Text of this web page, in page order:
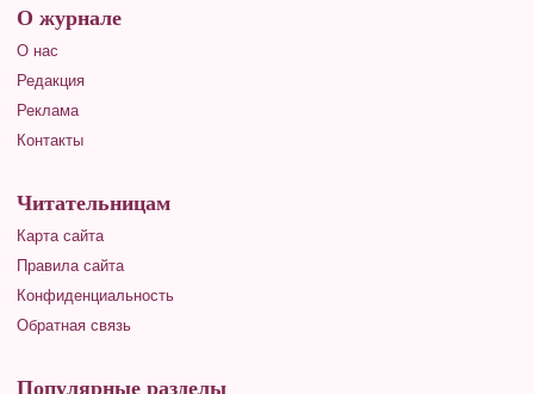
О журнале
О нас
Редакция
Реклама
Контакты
Читательницам
Карта сайта
Правила сайта
Конфиденциальность
Обратная связь
Популярные разделы